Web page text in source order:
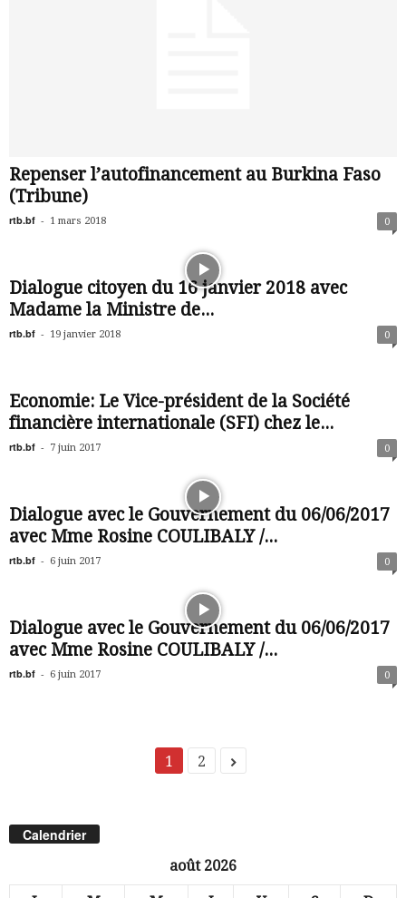
Repenser l’autofinancement au Burkina Faso
(Tribune)
rtb.bf - 1 mars 2018 0
Dialogue citoyen du 16 janvier 2018 avec
Madame la Ministre de...
rtb.bf - 19 janvier 2018 0
Economie: Le Vice-président de la Société
financière internationale (SFI) chez le...
rtb.bf - 7 juin 2017 0
Dialogue avec le Gouvernement du 06/06/2017
avec Mme Rosine COULIBALY /...
rtb.bf - 6 juin 2017 0
Dialogue avec le Gouvernement du 06/06/2017
avec Mme Rosine COULIBALY /...
rtb.bf - 6 juin 2017 0
1 2
Calendrier
août 2026